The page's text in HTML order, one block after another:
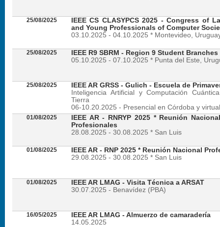
25/08/2025
IEEE CS CLASYPCS 2025 - Congress of
and Young Professionals of Computer
03.10.2025 - 04.10.2025 * Montevideo,
25/08/2025
IEEE R9 SBRM - Region 9 Student
05.10.2025 - 07.10.2025 * Punta del Este,
25/08/2025
IEEE AR GRSS - Gulich - Escuela de
Inteligencia Artificial y Computación
Tierra
06-10.20.2025 - Presencial en Córdoba y virtual
01/08/2025
IEEE AR - RNRYP 2025 * Reunión
Profesionales
28.08.2025 - 30.08.2025 * San Luis
01/08/2025
IEEE AR - RNP 2025 * Reunión Nacional
29.08.2025 - 30.08.2025 * San Luis
01/08/2025
IEEE AR LMAG - Visita Técnica a ARSAT
30.07.2025 - Benavídez (PBA)
16/05/2025
IEEE AR LMAG - Almuerzo de camaradería
14.05.2025